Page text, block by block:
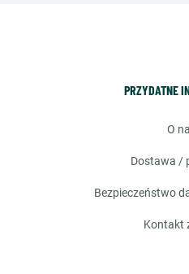
PRZYDATNE
o
dostawa /
bezpieczeństwo
kontakt